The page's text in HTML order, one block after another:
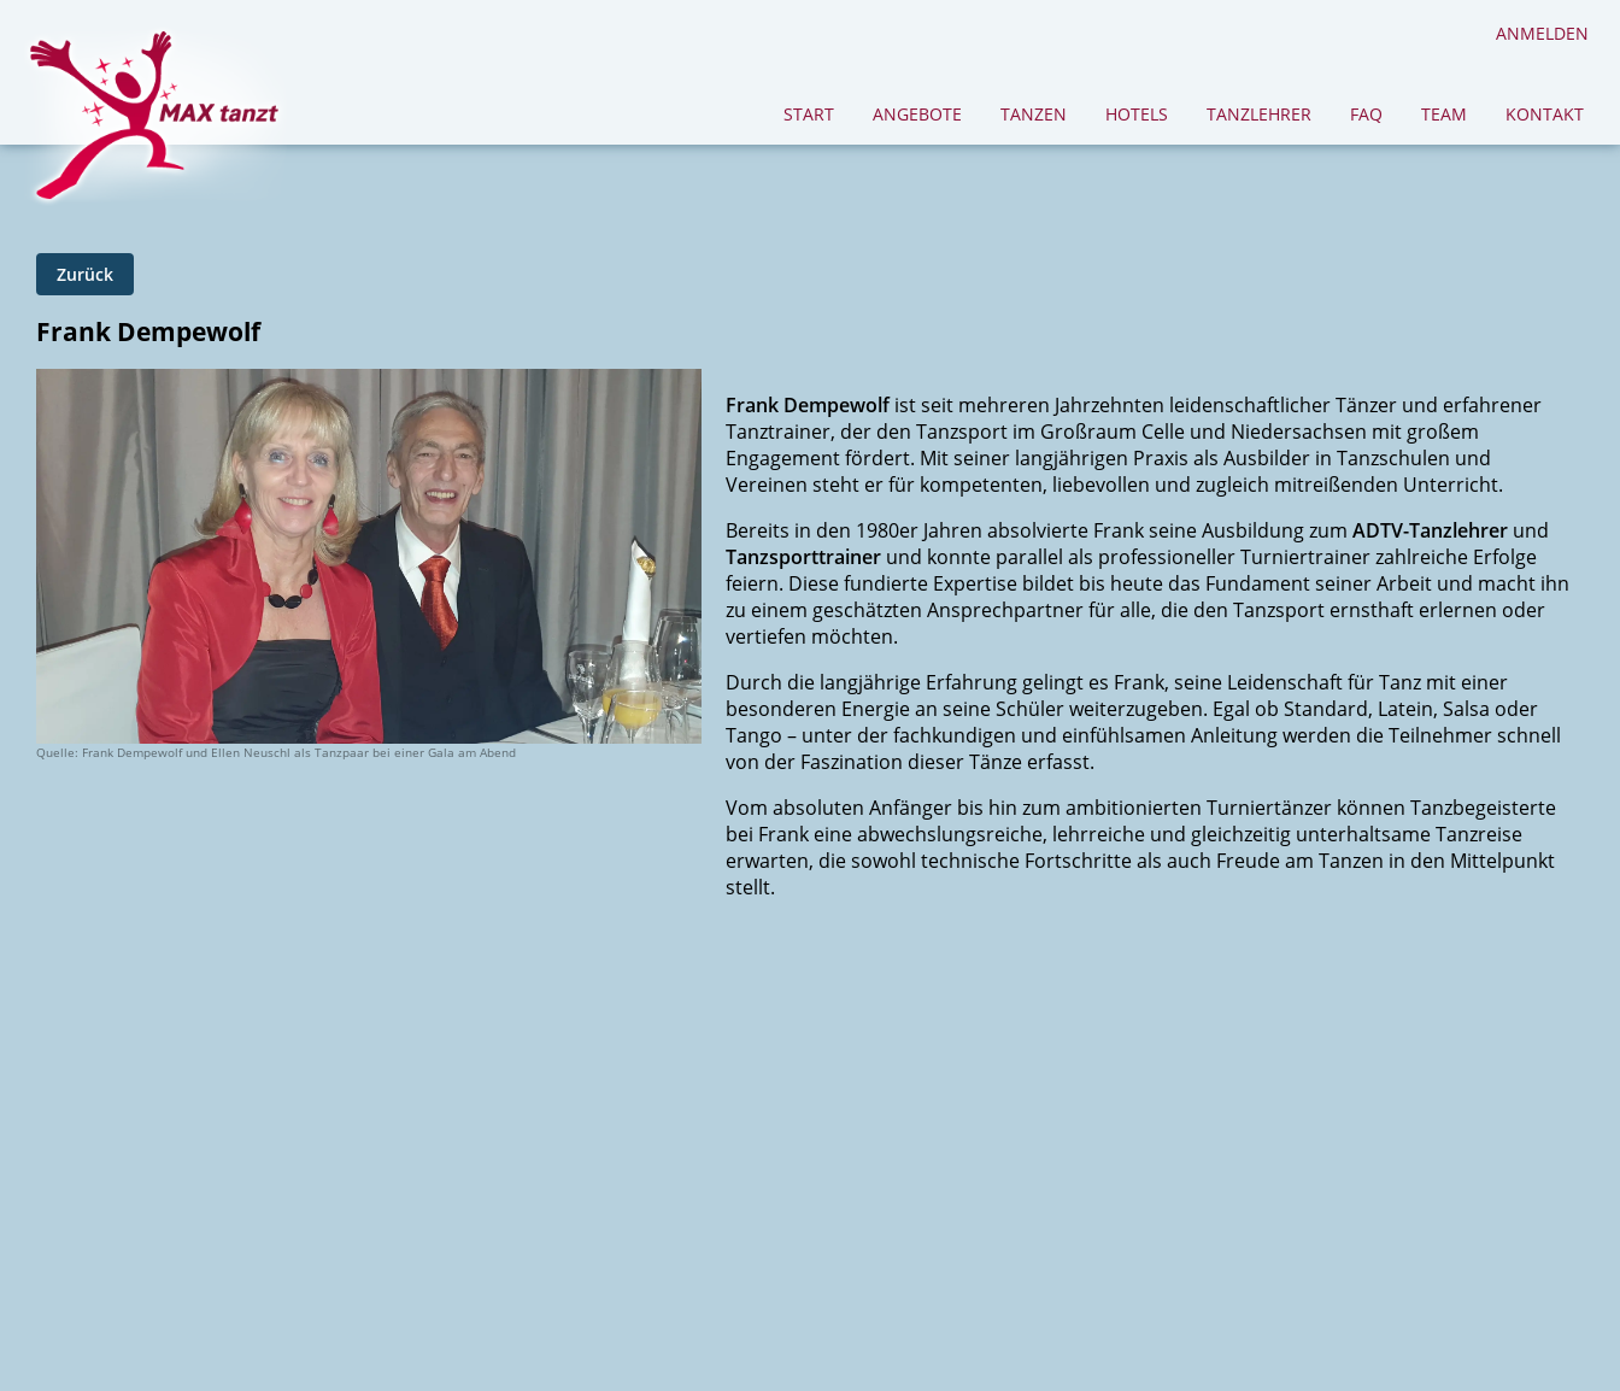
ANMELDEN
START ANGEBOTE TANZEN HOTELS TANZLEHRER FAQ TEAM KONTAKT
Zurück
Frank Dempewolf
Quelle: Frank Dempewolf und Ellen Neuschl als Tanzpaar bei einer Gala am Abend
Frank Dempewolfist seit mehreren Jahrzehnten leidenschaftlicher Tänzer und erfahrener
Tanztrainer, der den Tanzsport im Großraum Celle und Niedersachsen mit großem
Engagement fördert. Mit seiner langjährigen Praxis als Ausbilder in Tanzschulen und
Vereinen steht er für kompetenten, liebevollen und zugleich mitreißenden Unterricht.
Bereits in den 1980er Jahren absolvierte Frank seine Ausbildung zumADTV-Tanzlehrer und
Tanzsporttrainer und konnte parallel als professioneller Turniertrainer zahlreiche Erfolge
feiern. Diese fundierte Expertise bildet bis heute das Fundament seiner Arbeit und macht ihn
zu einem geschätzten Ansprechpartner für alle, die den Tanzsport ernsthaft erlernen oder
vertiefen möchten.
Durch die langjährige Erfahrung gelingt es Frank, seine Leidenschaft für Tanz mit einer
besonderen Energie an seine Schüler weiterzugeben. Egal ob Standard, Latein, Salsa oder
Tango – unter der fachkundigen und einfühlsamen Anleitung werden die Teilnehmer schnell
von der Faszination dieser Tänze erfasst.
Vom absoluten Anfänger bis hin zum ambitionierten Turniertänzer können Tanzbegeisterte
bei Frank eine abwechslungsreiche, lehrreiche und gleichzeitig unterhaltsame Tanzreise
erwarten, die sowohl technische Fortschritte als auch Freude am Tanzen in den Mittelpunkt
stellt.